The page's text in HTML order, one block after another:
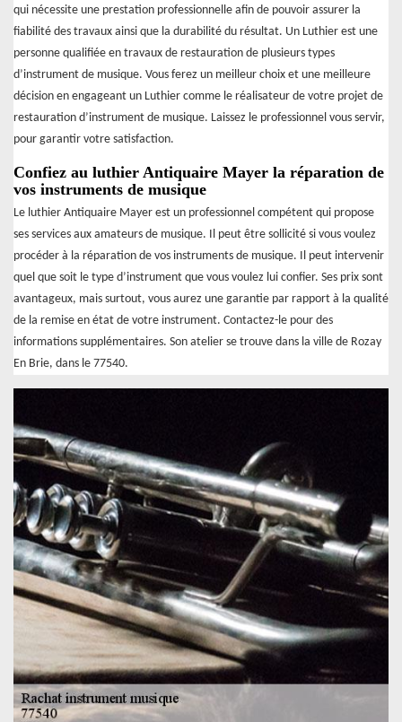
qui nécessite une prestation professionnelle afin de pouvoir assurer la
fiabilité des travaux ainsi que la durabilité du résultat. Un Luthier est une
personne qualifiée en travaux de restauration de plusieurs types
d’instrument de musique. Vous ferez un meilleur choix et une meilleure
décision en engageant un Luthier comme le réalisateur de votre projet de
restauration d’instrument de musique. Laissez le professionnel vous servir,
pour garantir votre satisfaction.
Confiez au luthier Antiquaire Mayer la réparation de
vos instruments de musique
Le luthier Antiquaire Mayer est un professionnel compétent qui propose
ses services aux amateurs de musique. Il peut être sollicité si vous voulez
procéder à la réparation de vos instruments de musique. Il peut intervenir
quel que soit le type d’instrument que vous voulez lui confier. Ses prix sont
avantageux, mais surtout, vous aurez une garantie par rapport à la qualité
de la remise en état de votre instrument. Contactez-le pour des
informations supplémentaires. Son atelier se trouve dans la ville de Rozay
En Brie, dans le 77540.